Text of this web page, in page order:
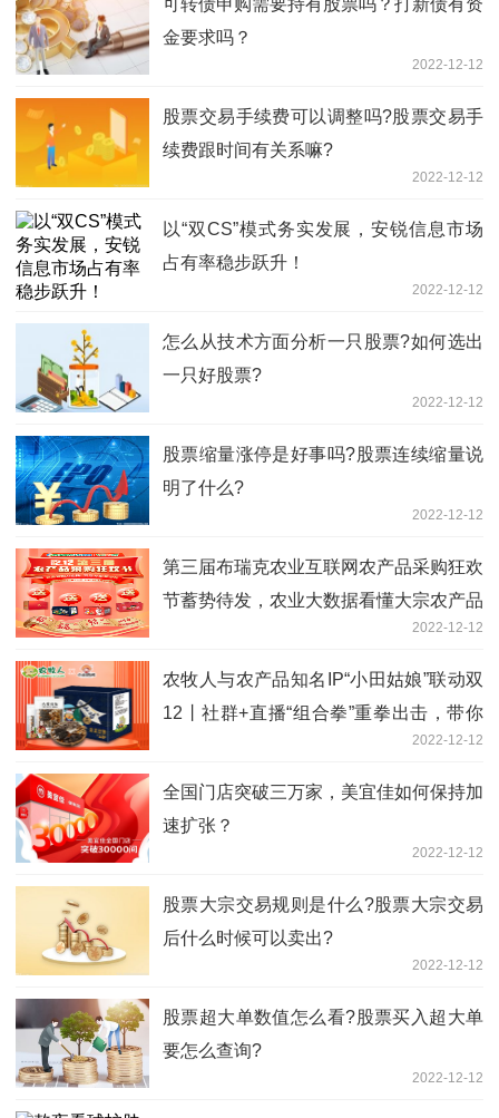
金要求吗？
2022-12-12
股票交易手续费可以调整吗?股票交易手
续费跟时间有关系嘛?
2022-12-12
以“双CS”模式务实发展，安锐信息市场
占有率稳步跃升！
2022-12-12
怎么从技术方面分析一只股票?如何选出
一只好股票?
2022-12-12
股票缩量涨停是好事吗?股票连续缩量说
明了什么?
2022-12-12
第三届布瑞克农业互联网农产品采购狂欢
节蓄势待发，农业大数据看懂大宗农产品
2022-12-12
农牧人与农产品知名IP“小田姑娘”联动双
12丨社群+直播“组合拳”重拳出击，带你
2022-12-12
全国门店突破三万家，美宜佳如何保持加
速扩张？
2022-12-12
股票大宗交易规则是什么?股票大宗交易
后什么时候可以卖出?
2022-12-12
股票超大单数值怎么看?股票买入超大单
要怎么查询?
2022-12-12